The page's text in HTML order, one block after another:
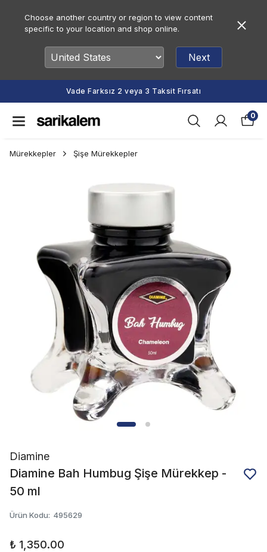
Choose another country or region to view content
specific to your location and shop online.
Next
Vade Farksız 2 veya 3 Taksit Fırsatı
0
Mürekkepler Şişe Mürekkepler
Diamine
Diamine Bah Humbug Şişe Mürekkep -
50 ml
Ürün Kodu: 495629
₺ 1,350.00